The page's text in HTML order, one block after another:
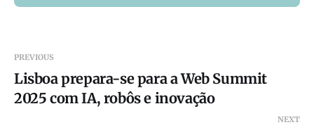
PREVIOUS
Lisboa prepara-se para a Web Summit
2025 com IA, robôs e inovação
NEXT